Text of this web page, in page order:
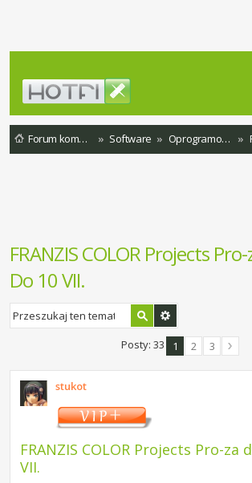
Forum komputerowe Software Oprogramowanie
FRANZIS COLOR Projects
Do 10 VII.
Posty: 33 1 2 3
stukot
FRANZIS COLOR Projects Pro-za
VII.